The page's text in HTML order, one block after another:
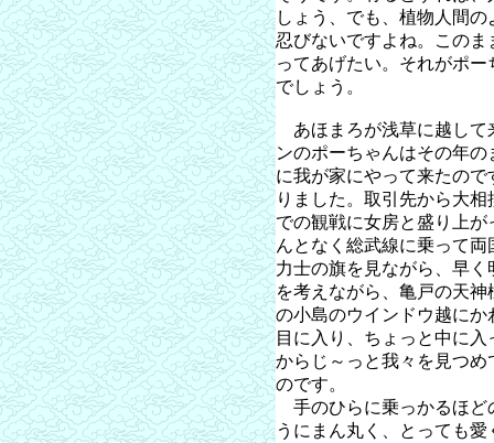
しょう、でも、植物人間
忍びないですよね。この
ってあげたい。それがポ
でしょう。
あほまろが浅草に越して
ンのポーちゃんはその年
に我が家にやって来たの
りました。取引先から大
での観戦に女房と盛り上
んとなく総武線に乗って
力士の旗を見ながら、早
を考えながら、亀戸の天
の小島のウインドウ越に
目に入り、ちょっと中に
からじ～っと我々を見つ
のです。
手のひらに乗っかるほど
うにまん丸く、とっても